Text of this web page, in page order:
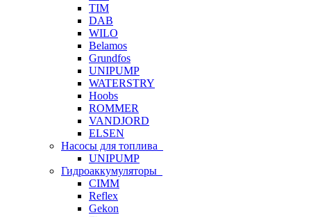
TIM
DAB
WILO
Belamos
Grundfos
UNIPUMP
WATERSTRY
Hoobs
ROMMER
VANDJORD
ELSEN
Насосы для топлива
UNIPUMP
Гидроаккумуляторы
CIMM
Reflex
Gekon